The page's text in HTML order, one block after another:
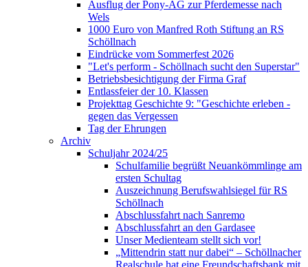
Ausflug der Pony-AG zur Pferdemesse nach
Wels
1000 Euro von Manfred Roth Stiftung an RS
Schöllnach
Eindrücke vom Sommerfest 2026
"Let's perform - Schöllnach sucht den Superstar"
Betriebsbesichtigung der Firma Graf
Entlassfeier der 10. Klassen
Projekttag Geschichte 9: "Geschichte erleben -
gegen das Vergessen
Tag der Ehrungen
Archiv
Schuljahr 2024/25
Schulfamilie begrüßt Neuankömmlinge am
ersten Schultag
Auszeichnung Berufswahlsiegel für RS
Schöllnach
Abschlussfahrt nach Sanremo
Abschlussfahrt an den Gardasee
Unser Medienteam stellt sich vor!
„Mittendrin statt nur dabei“ – Schöllnacher
Realschule hat eine Freundschaftsbank mit